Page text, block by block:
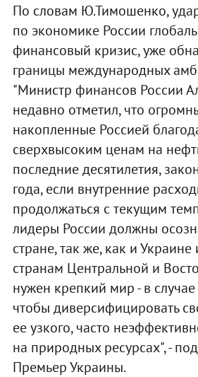
По словам Ю.Тимошенко,
по экономике России
финансовый кризис, уже
границы международных
"Министр финансов России
недавно отметил, что
накопленные Россией
сверхвысоким ценам на
последние десятилетия,
года, если внутренние
продолжаться с текущим
лидеры России должны
стране, так же, как и Украине
странам Центральной и
нужен крепкий мир - в
чтобы диверсифицировать
ее узкого, часто
на природных ресурсах", -
Премьер Украины.